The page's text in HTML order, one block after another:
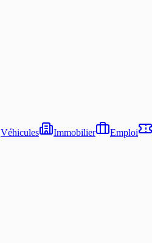
Véhicules Immobilier Emploi